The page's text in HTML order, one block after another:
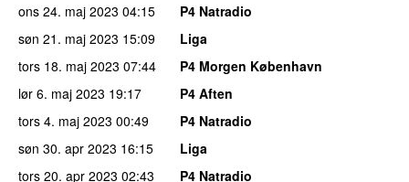
ons 24. maj 2023 04:15
P4 Natradio
søn 21. maj 2023 15:09
Liga
tors 18. maj 2023 07:44
P4 Morgen København
lør 6. maj 2023 19:17
P4 Aften
tors 4. maj 2023 00:49
P4 Natradio
søn 30. apr 2023 16:15
Liga
tors 20. apr 2023 02:43
P4 Natradio